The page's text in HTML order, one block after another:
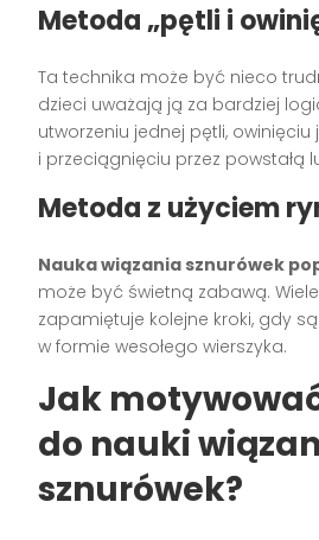
Metoda „pętli i
Ta technika może być nieco
dzieci uważają ją za bardziej
utworzeniu jednej pętli,
i przeciągnięciu przez powstałą
Metoda z użyciem
Nauka wiązania sznurówek
może być świetną zabawą. Wiele
zapamiętuje kolejne kroki, gdy
w formie wesołego wierszyka.
Jak
do nauki
sznurówek?